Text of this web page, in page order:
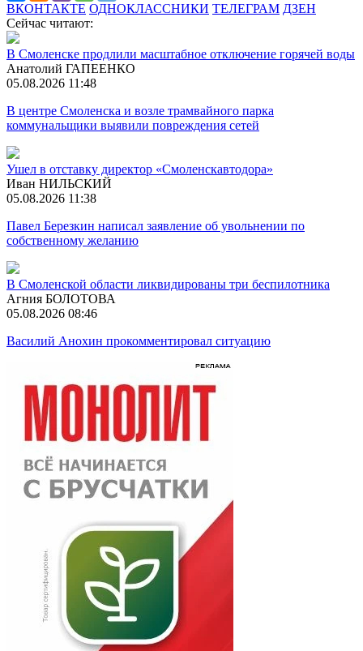
ВКОНТАКТЕ ОДНОКЛАССНИКИ ТЕЛЕГРАМ ДЗЕН
Сейчас читают:
В Смоленске продлили масштабное отключение горячей воды
Анатолий ГАПЕЕНКО
05.08.2026 11:48
В центре Смоленска и возле трамвайного парка
коммунальщики выявили повреждения сетей
Ушел в отставку директор «Смоленскавтодора»
Иван НИЛЬСКИЙ
05.08.2026 11:38
Павел Березкин написал заявление об увольнении по
собственному желанию
В Смоленской области ликвидированы три беспилотника
Агния БОЛОТОВА
05.08.2026 08:46
Василий Анохин прокомментировал ситуацию